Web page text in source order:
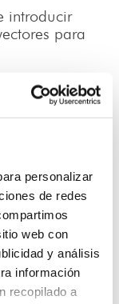
personalizar
de redes
web con
y análisis
información
recopilado a
introducir
para
en las áreas
que la
fija en 1,5m
la uniformidad
de, al
(PA ); y